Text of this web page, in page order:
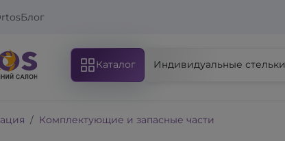
Блог
Каталог Индивидуальные стельки
Комплектующие и запасные части